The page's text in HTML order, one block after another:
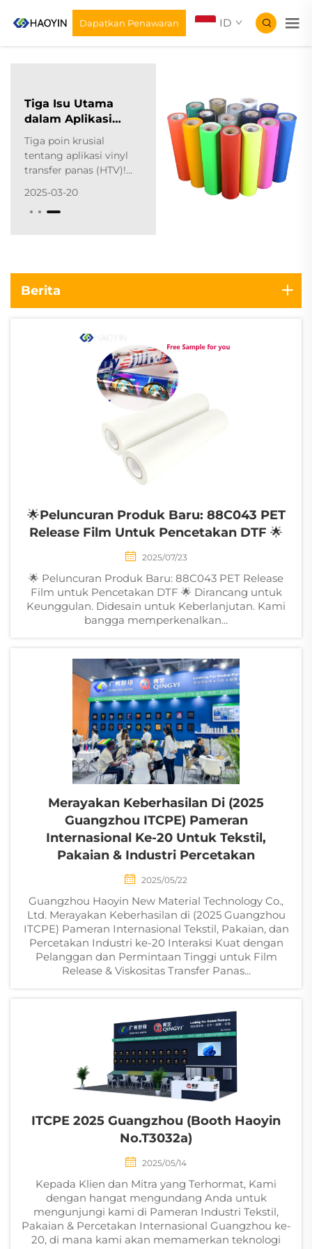
Dapatkan Penawaran ID
Tiga Isu Utama
dalam Aplikasi
Vinyl Transfer
Panas
Tiga poin krusial
tentang aplikasi vinyl
transfer panas (HTV)!
melibatkan
penggunaan mesin
desain ke kain target.
Selama proses ini,
2025-03-20
Berita
🌟Peluncuran Produk Baru: 88C043 PET
Release Film Untuk Pencetakan DTF 🌟
2025/07/23
🌟 Peluncuran Produk Baru: 88C043 PET Release
Film untuk Pencetakan DTF 🌟 Dirancang untuk
Keunggulan. Didesain untuk Keberlanjutan. Kami
bangga memperkenalkan...
Merayakan Keberhasilan Di (2025
Guangzhou ITCPE) Pameran
Internasional Ke-20 Untuk Tekstil,
Pakaian & Industri Percetakan
2025/05/22
Guangzhou Haoyin New Material Technology Co.,
Ltd. Merayakan Keberhasilan di (2025 Guangzhou
ITCPE) Pameran Internasional Tekstil, Pakaian, dan
Percetakan Industri ke-20 Interaksi Kuat dengan
Pelanggan dan Permintaan Tinggi untuk Film
Release & Viskositas Transfer Panas...
ITCPE 2025 Guangzhou (Booth Haoyin
No.T3032a)
2025/05/14
Kepada Klien dan Mitra yang Terhormat, Kami
dengan hangat mengundang Anda untuk
mengunjungi kami di Pameran Industri Tekstil,
Pakaian & Percetakan Internasional Guangzhou ke-
20, di mana kami akan memamerkan teknologi